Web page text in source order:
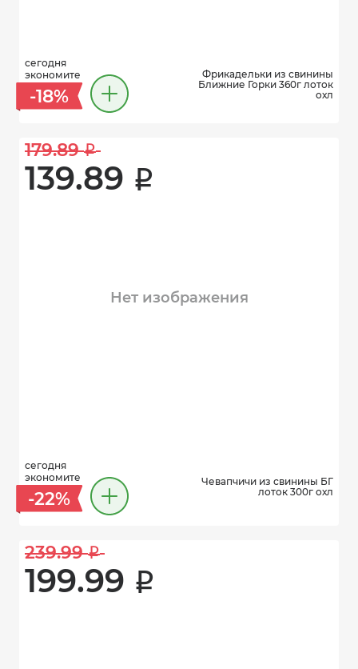
сегодня
экономите
-18%
Фрикадельки из свинины
Ближние Горки 360г лоток
охл
179.89 i
139.89 i
Нет изображения
сегодня
экономите
-22%
Чевапчичи из свинины БГ
лоток 300г охл
239.99 i
199.99 i